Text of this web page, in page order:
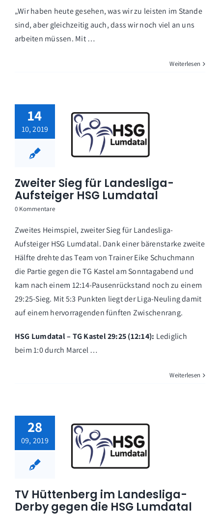
„Wir haben heute gesehen, was wir zu leisten im Stande
sind, aber gleichzeitig auch, dass wir noch viel an uns
arbeiten müssen. Mit …
Weiterlesen
14
10, 2019
Zweiter Sieg für Landesliga-
Aufsteiger HSG Lumdatal
0 Kommentare
Zweites Heimspiel, zweiter Sieg für Landesliga-
Aufsteiger HSG Lumdatal. Dank einer bärenstarke zweite
Hälfte drehte das Team von Trainer Eike Schuchmann
die Partie gegen die TG Kastel am Sonntagabend und
kam nach einem 12:14-Pausenrückstand noch zu einem
29:25-Sieg. Mit 5:3 Punkten liegt der Liga-Neuling damit
auf einem hervorragenden fünften Zwischenrang.
HSG Lumdatal – TG Kastel 29:25 (12:14): Lediglich
beim 1:0 durch Marcel …
Weiterlesen
28
09, 2019
TV Hüttenberg im Landesliga-
Derby gegen die HSG Lumdatal